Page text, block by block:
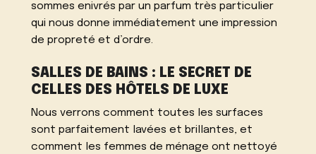
sommes enivrés par un parfum très particulier
qui nous donne immédiatement une impression
de propreté et d’ordre.
SALLES DE BAINS : LE SECRET DE
CELLES DES HÔTELS DE LUXE
Nous verrons comment toutes les surfaces
sont parfaitement lavées et brillantes, et
comment les femmes de ménage ont nettoyé